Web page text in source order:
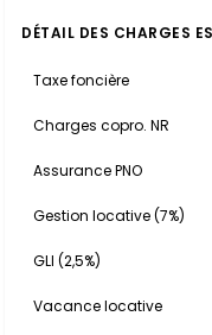
DÉTAIL DES CHARGES
Taxe foncière
Charges copro. NR
Assurance PNO
Gestion locative (7%)
GLI (2,5%)
Vacance locative